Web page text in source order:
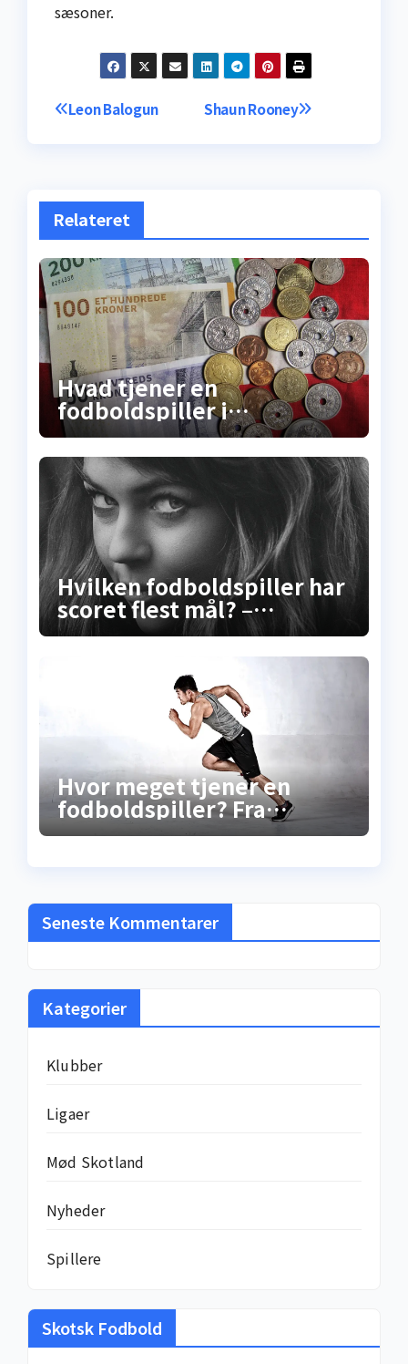
sæsoner.
Indlægsnavigation
Shaun Rooney
Leon Balogun
Relateret
Hvad tjener en
fodboldspiller i
Superligaen? Sandheden
om lønninger, bonusser og
de skjulte
millionkontrakter
Hvilken fodboldspiller har
scoret flest mål? –
Sandheden bag
Hvor meget tjener en
fodboldspiller? Fra
gadebold til
løncheckene
Seneste Kommentarer
Kategorier
Klubber
Ligaer
Mød Skotland
Nyheder
Spillere
Skotsk Fodbold